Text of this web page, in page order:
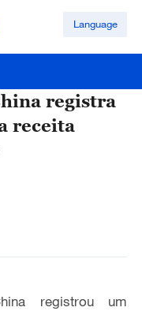
Language
registra
receita
registrou um